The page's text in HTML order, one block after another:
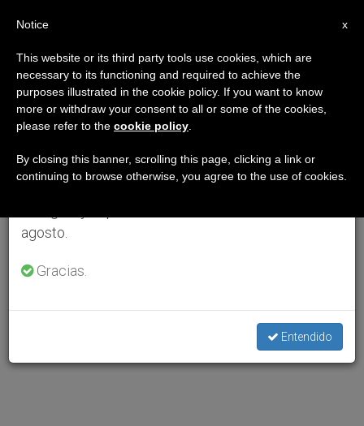
×
Aviso importante
Del 27 de julio al 7 de agosto haremos la pausa
anual, aprovechando que en el periodo de verano
se generan menos informaciones y también el
agosto.
Gracias.
Entendido
x
Notice
This website or its third party tools use cookies, which are
necessary to its functioning and required to achieve the
purposes illustrated in the cookie policy. If you want to know
more or withdraw your consent to all or some of the cookies,
please refer to the cookie policy
By closing this banner, scrolling this page, clicking a link or
continuing to browse otherwise, you agree to the use of cookies.